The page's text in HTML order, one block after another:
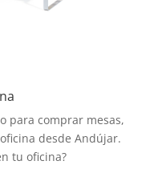
para comprar mesas,
desde Andújar.
tu oficina?